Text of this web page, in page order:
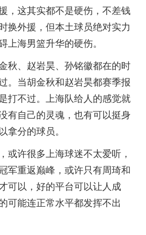
，这其实都不是硬伤，不差钱
换外援，但本土球员绝对实力
上海男篮升华的硬伤。
秋、赵岩昊、孙铭徽都在的时
。当胡金秋和赵岩昊都赛季报
打不过。上海队给人的感觉就
有自己的灵魂，也有可以挺身
拿分的球员。
或许很多上海球迷不太爱听，
军重返巅峰，或许只有周琦和
可以，好的平台可以让人成
可能连正常水平都发挥不出